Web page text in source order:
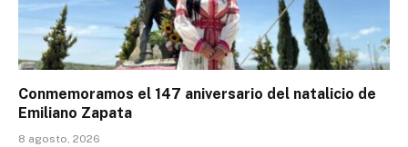
Conmemoramos el 147 aniversario del natalicio de
Emiliano Zapata
8 agosto, 2026